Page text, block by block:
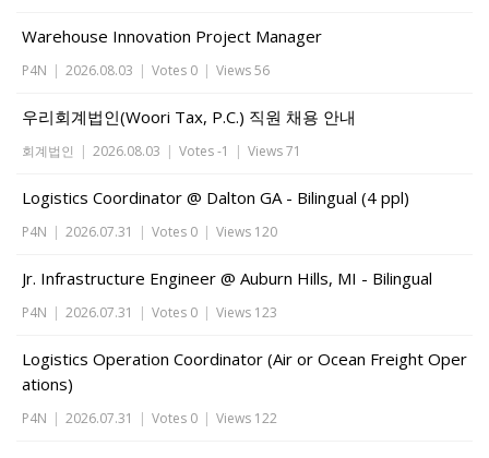
Warehouse Innovation Project Manager
P4N | 2026.08.03 | Votes 0 | Views 56
우리회계법인(Woori Tax, P.C.) 직원 채용 안내
회계법인 | 2026.08.03 | Votes -1 | Views 71
Logistics Coordinator @ Dalton GA - Bilingual (4 ppl)
P4N | 2026.07.31 | Votes 0 | Views 120
Jr. Infrastructure Engineer @ Auburn Hills, MI - Bilingual
P4N | 2026.07.31 | Votes 0 | Views 123
Logistics Operation Coordinator (Air or Ocean Freight Oper
ations)
P4N | 2026.07.31 | Votes 0 | Views 122